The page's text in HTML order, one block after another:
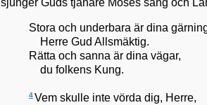
sjunger Guds tjänare Moses sång och
Stora och underbara är dina
Herre Gud Allsmäktig.
Rätta och sanna är dina vägar,
du folkens Kung.
4Vem skulle inte vörda dig, Herre,